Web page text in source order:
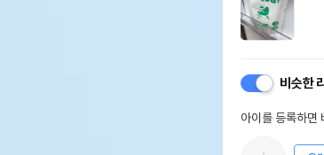
비슷한
아이를 등록하면